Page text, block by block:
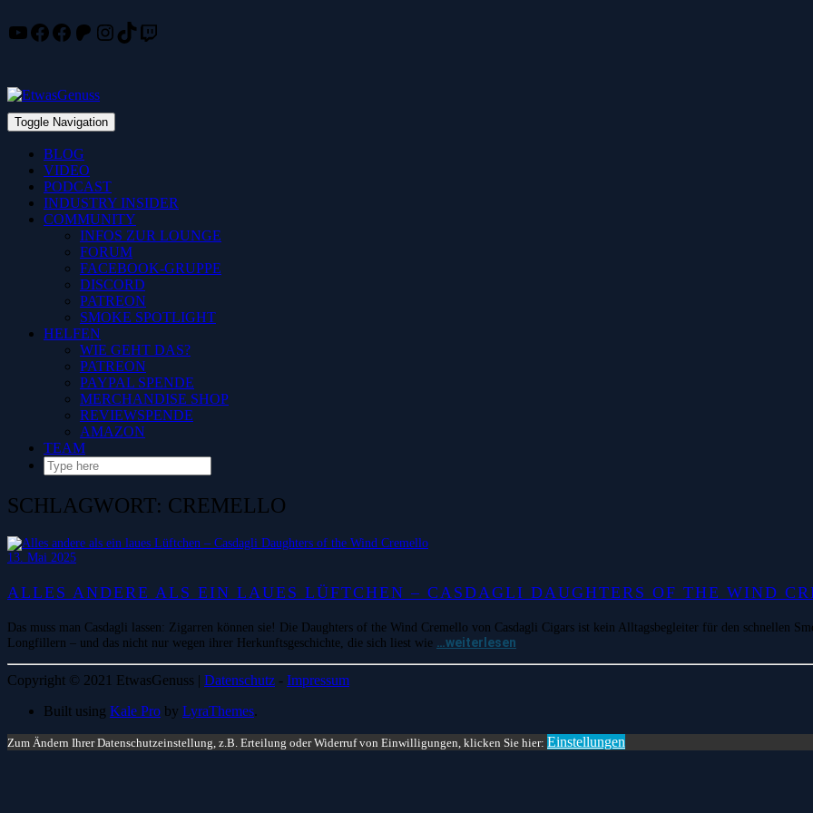
Skip
YouTube
Facebook
Facebook
Patreon
Instagram
TikTok
Twitch
Toggle Navigation
BLOG
VIDEO
PODCAST
INDUSTRY INSIDER
COMMUNITY
INFOS ZUR LOUNGE
FORUM
FACEBOOK-GRUPPE
DISCORD
PATREON
SMOKE SPOTLIGHT
HELFEN
WIE GEHT DAS?
PATREON
PAYPAL SPENDE
MERCHANDISE SHOP
REVIEWSPENDE
AMAZON
TEAM
SCHLAGWORT: CREMELLO
13. Mai 2025
ALLES ANDERE ALS EIN LAUES LÜFTCHEN – CASDAGLI DAUGHTERS OF THE WIND
Das muss man Casdagli lassen: Zigarren können sie! Die Daughters of the Wind Cremello von Casdagli Cigars ist kein Alltagsbegleiter für den schnellen
Longfillern – und das nicht nur wegen ihrer Herkunftsgeschichte, die sich liest wie …weiterlesen
Copyright © 2021 EtwasGenuss | Datenschutz - Impressum
Built using Kale Pro by LyraThemes.
Zum Ändern Ihrer Datenschutzeinstellung, z.B. Erteilung oder Widerruf von Einwilligungen, klicken Sie hier: Einstellungen